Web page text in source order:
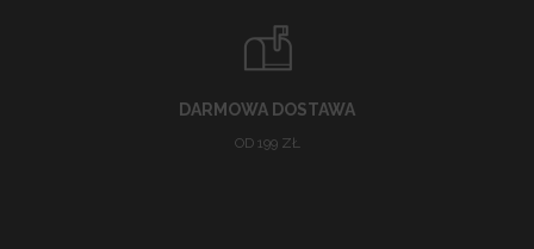
DARMOWA DOSTAWA
OD 199 ZŁ